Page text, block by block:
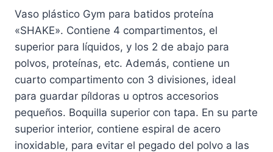
Vaso plástico Gym para batidos proteína
«SHAKE». Contiene 4 compartimentos, el
superior para líquidos, y los 2 de abajo para
polvos, proteínas, etc. Además, contiene un
cuarto compartimento con 3 divisiones, ideal
para guardar píldoras u optros accesorios
pequeños. Boquilla superior con tapa. En su parte
superior interior, contiene espiral de acero
inoxidable, para evitar el pegado del polvo a las